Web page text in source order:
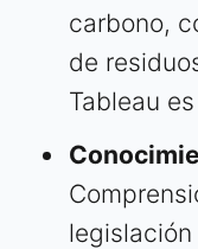
carbono,
de
Tableau